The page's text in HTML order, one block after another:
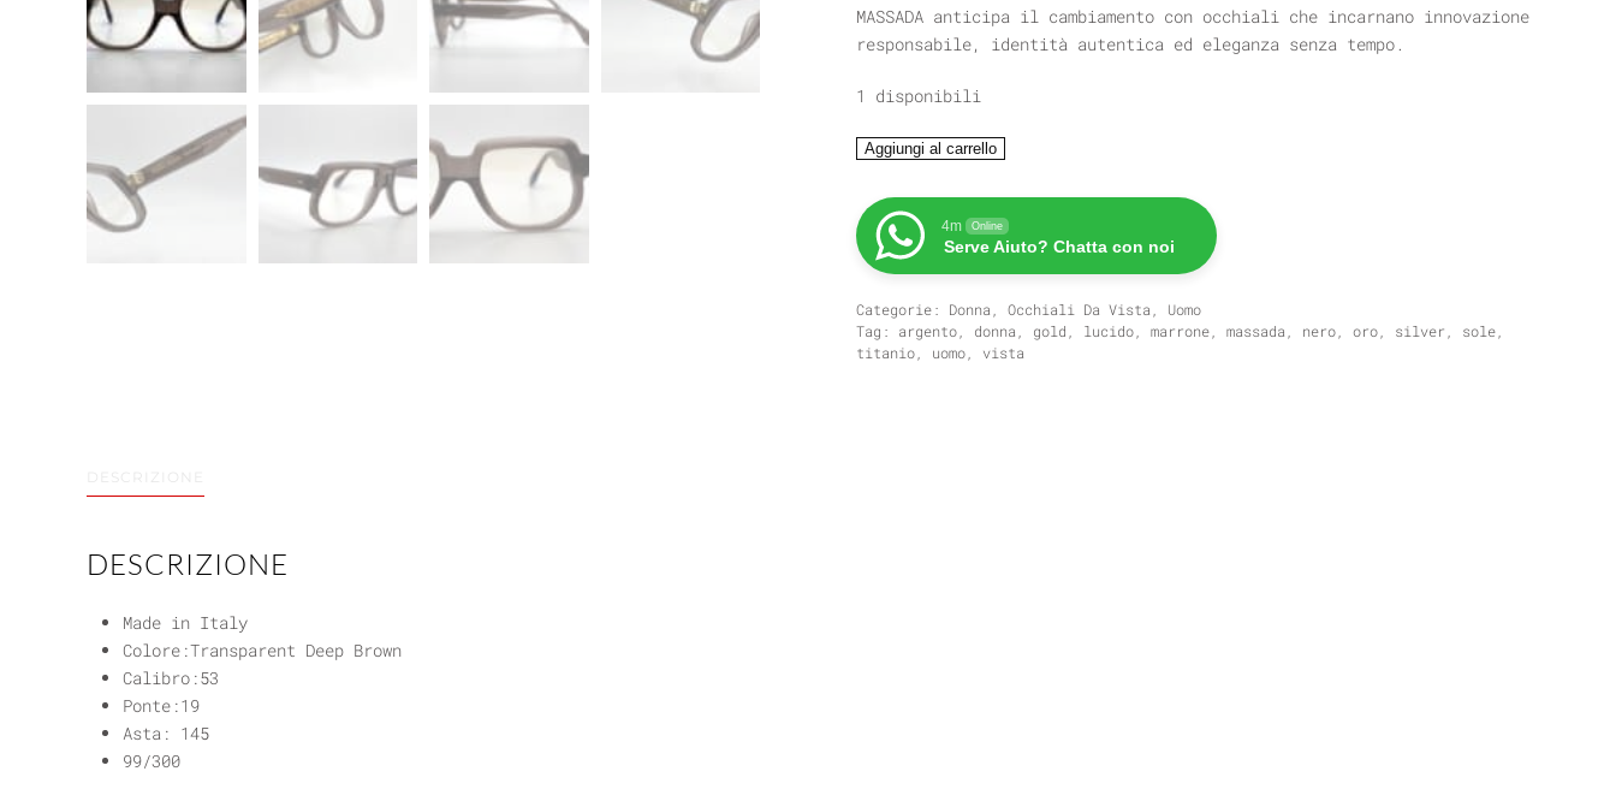
MASSADA anticipa il cambiamento con occhiali che incarnano innovazione
responsabile, identità autentica ed eleganza senza tempo.
1 disponibili
MASSADA
Interpretation
quantità
Aggiungi al carrello
4m Online
Serve Aiuto? Chatta con noi
Categorie: Donna Occhiali Da Vista
Uomo
Tag: argento donna gold lucido marrone massada nero oro silver sole
titanio
uomo vista
DESCRIZIONE
DESCRIZIONE
Made in Italy
Colore:Transparent Deep Brown
Calibro:53
Ponte:19
Asta: 145
99/300